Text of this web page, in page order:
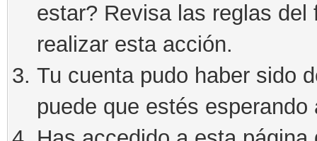
estar? Revisa las reglas
realizar esta acción.
Tu cuenta pudo haber sido
puede que estés esperando